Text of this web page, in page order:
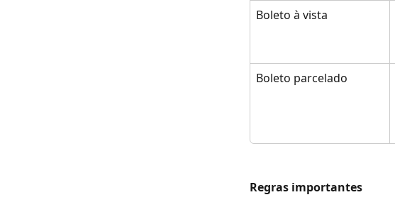
Boleto à vista
Boleto parcelado
Regras importantes